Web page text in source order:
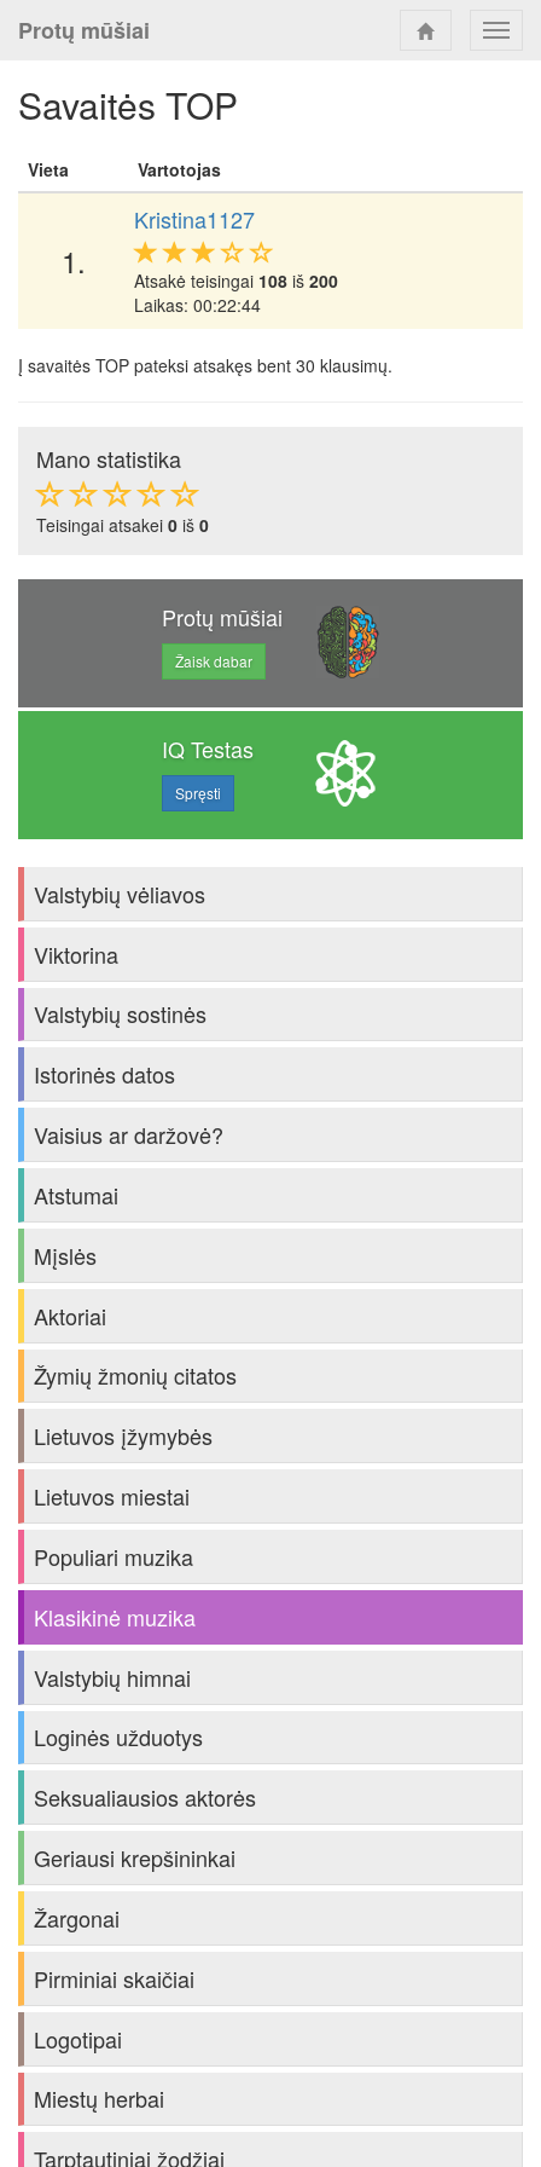
Protų mūšiai
Savaitės TOP
Vieta Vartotojas
1.
Kristina1127
Atsakė teisingai 108 iš 200
Laikas: 00:22:44
Į savaitės TOP pateksi atsakęs bent 30 klausimų.
Mano statistika
Teisingai atsakei 0 iš 0
Protų mūšiai
Žaisk dabar
IQ Testas
Spręsti
Valstybių vėliavos
Viktorina
Valstybių sostinės
Istorinės datos
Vaisius ar daržovė?
Atstumai
Mįslės
Aktoriai
Žymių žmonių citatos
Lietuvos įžymybės
Lietuvos miestai
Populiari muzika
Klasikinė muzika
Valstybių himnai
Loginės užduotys
Seksualiausios aktorės
Geriausi krepšininkai
Žargonai
Pirminiai skaičiai
Logotipai
Miestų herbai
Tarptautiniai žodžiai